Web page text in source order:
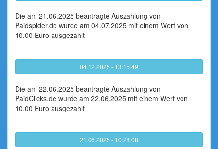
Die am 21.06.2025 beantragte Auszahlung von
Paidspider.de wurde am 04.07.2025 mit einem Wert von
10.00 Euro ausgezahlt
04.12.2025 - 13:15:49
Die am 22.06.2025 beantragte Auszahlung von
PaidClicks.de wurde am 22.06.2025 mit einem Wert von
10.00 Euro ausgezahlt
21.06.2025 - 10:28:08